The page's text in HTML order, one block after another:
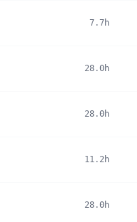
7.7h
28.0h
28.0h
11.2h
28.0h